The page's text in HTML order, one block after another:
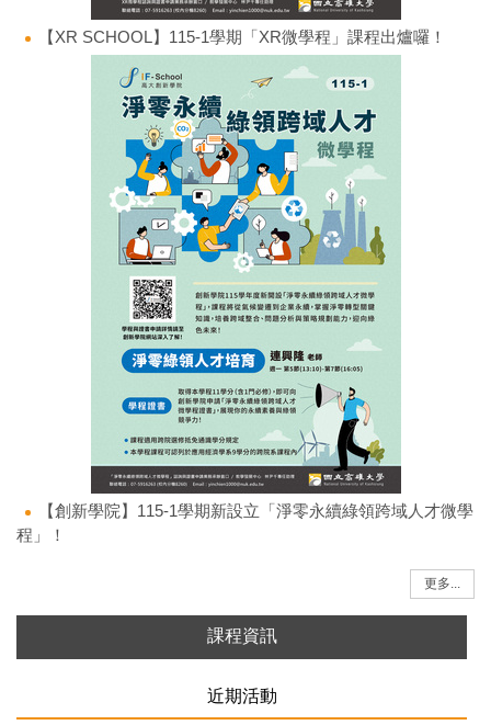
【XR SCHOOL】115-1學期「XR微學程」課程出爐囉！
【創新學院】115-1學期新設立「淨零永續綠領跨域人才微學
程」！
更多...
課程資訊
近期活動